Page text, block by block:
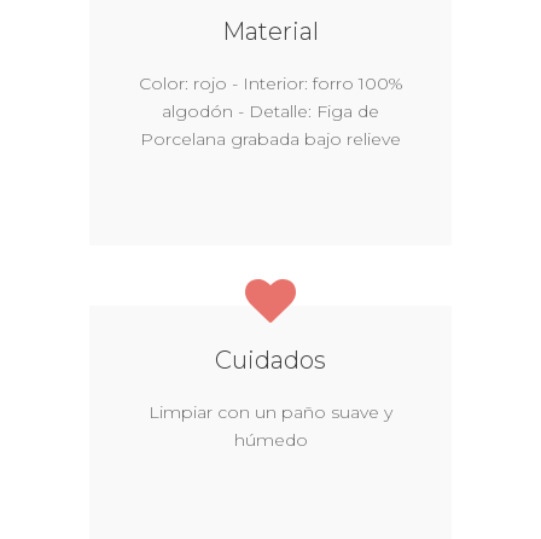
Material
Color: rojo - Interior: forro 100%
algodón - Detalle: Figa de
Porcelana grabada bajo relieve
Cuidados
Limpiar con un paño suave y
húmedo